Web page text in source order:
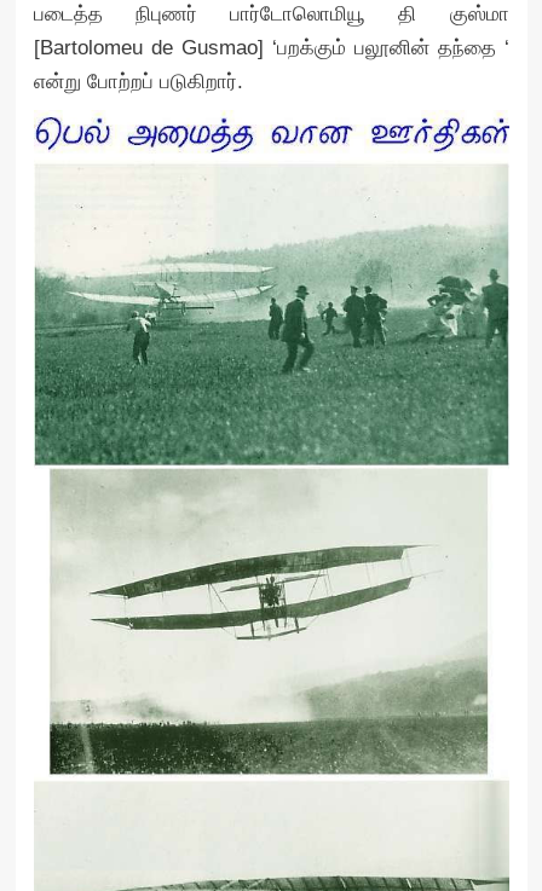
படைத்த நிபுணர் பார்டோலொமியூ தி குஸ்மா
[Bartolomeu de Gusmao] ‘பறக்கும் பலூனின் தந்தை ‘
என்று போற்றப் படுகிறார்.